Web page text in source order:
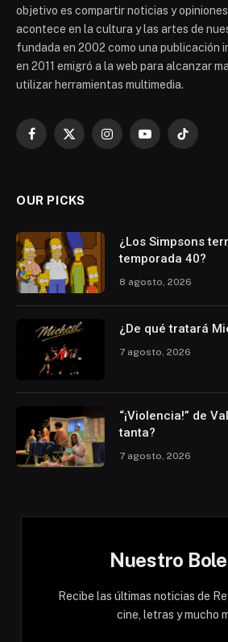
objetivo es compartir noticias y
acontece en la cultura y las artes de
fundada en 2002 como una publicación
en 2011 emigró a la web para alcanzar
utilizar herramientas multimedia.
Facebook
X
InstagramYouTubeTikTok
OUR PICKS
¿Los Simpsons
temporada 40?
8 agosto, 2026
¿De qué tratará
7 agosto, 2026
“¡Violencia!” de
tanta?
7 agosto, 2026
Nuestro
Recibe las últimas noticias de
cine, letras y mucho